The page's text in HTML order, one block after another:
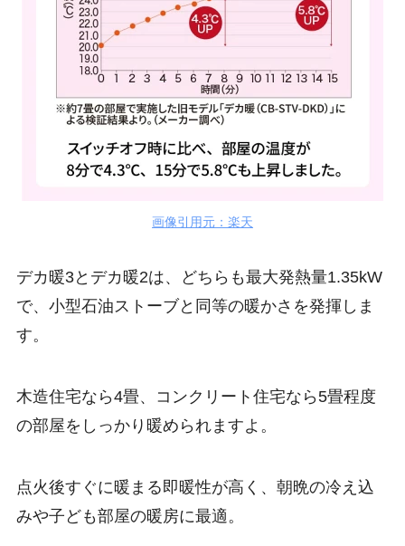
画像引用元：楽天
デカ暖3とデカ暖2は、どちらも最大発熱量1.35kW
で、小型石油ストーブと同等の暖かさを発揮しま
す。
木造住宅なら4畳、コンクリート住宅なら5畳程度
の部屋をしっかり暖められますよ。
点火後すぐに暖まる即暖性が高く、朝晩の冷え込
みや子ども部屋の暖房に最適。